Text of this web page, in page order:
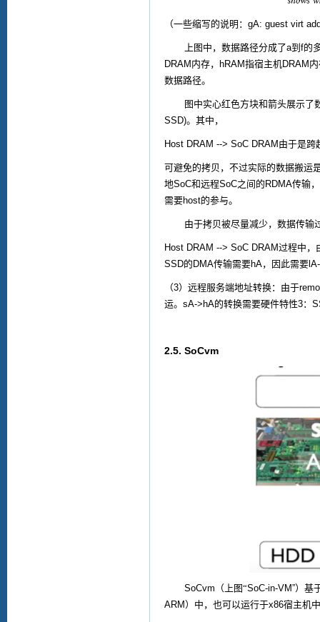
（一些缩写的说明： gA: guest virt
上图中，数据路径分成了a到 f的
DRAM 内存， hRAM指宿主机DRAM
数据路径。
图中实心红色方块和箭头展示了
SSD)。其中，
Host DRAM --> SoC DRAM 由于是跨
可避免的拷贝，不过实际的数据搬运
地SoC和远程SoC之间的 RDMA传输
需要host的参与。
由于拷贝被尽量减少，数据传输
Host DRAM --> SoC DRAM过程中，
SSD的 DMA传输需要hA，因此需要
（3）远程服务端地址转换：由于
运。 sA->hA的转换需要硬件特性3：
2.5. SoCvm
SoCvm （上图“SoC-in-VM”）基
ARM ）中，也可以运行于x86宿主机